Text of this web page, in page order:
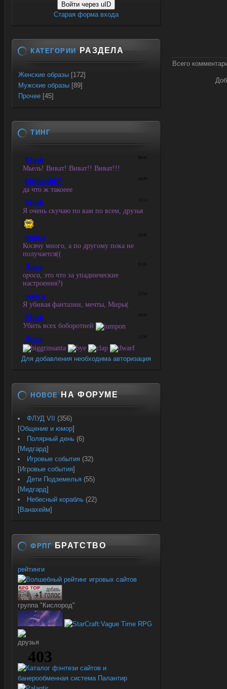
Всего
Войти через uID
Старая форма входа
КАТЕГОРИИ РАЗДЕЛА
Женские образы [172]
Мужские образы [89]
Прочее [45]
ТИНГ
Для добавления необходима авторизация
НОВОЕ НА ФОРУМЕ
ФЛУД VII
(356)
[Общение и юмор]
Полярный день (6)
[Мидгард]
Игровые события (32)
[Игровые события]
Дети Подземелья (55)
[Мидгард]
Небесный корабль (22)
[Ванахейм]
ФРПГ БРАТСТВО
рейтинги
группа "Кислород"
друзья